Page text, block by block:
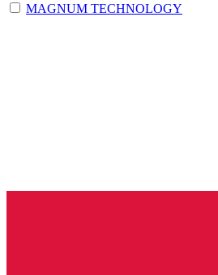
MAGNUM TECHNOLOGY